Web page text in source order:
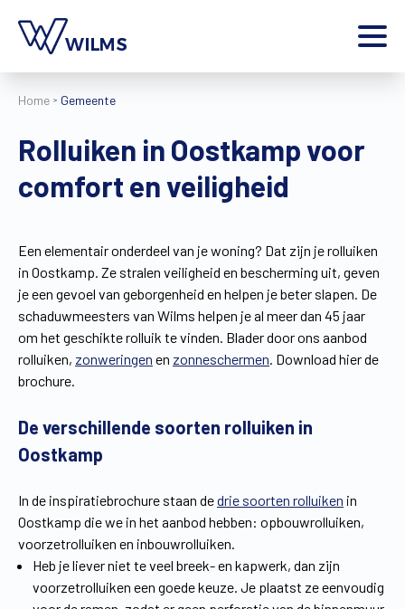
Vind een verdeler Offerte op maat
Home
Producten
Inspiratie
Contact
Extra
Jobs
Wilms World
NL
Home Gemeente
Rolluiken in Oostkamp voor
comfort en veiligheid
Een elementair onderdeel van je woning? Dat zijn je rolluiken
in Oostkamp. Ze stralen veiligheid en bescherming uit, geven
je een gevoel van geborgenheid en helpen je beter slapen. De
schaduwmeesters van Wilms helpen je al meer dan 45 jaar
om het geschikte rolluik te vinden. Blader door ons aanbod
rolluiken, zonweringen en zonneschermen. Download hier de
brochure.
De verschillende soorten rolluiken in
Oostkamp
In de inspiratiebrochure staan dedrie soorten rolluiken in
Oostkamp die we in het aanbod hebben: opbouwrolluiken,
voorzetrolluiken en inbouwrolluiken.
Heb je liever niet te veel breek- en kapwerk, dan zijn
voorzetrolluiken een goede keuze. Je plaatst ze eenvoudig